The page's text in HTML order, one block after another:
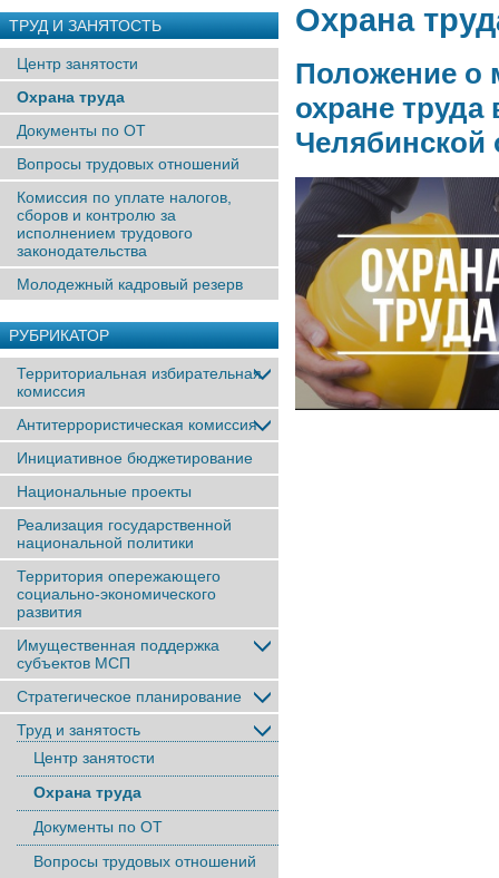
ТРУД И ЗАНЯТОСТЬ
Центр занятости
Охрана труда
Документы по ОТ
Вопросы трудовых отношений
Комиссия по уплате налогов,
сборов и контролю за
исполнением трудового
законодательства
Молодежный кадровый резерв
РУБРИКАТОР
Территориальная избирательная
комиссия
Антитеррористическая комиссия
Инициативное бюджетирование
Национальные проекты
Реализация государственной
национальной политики
Территория опережающего
социально-экономического
развития
Имущественная поддержка
субъектов МСП
Стратегическое планирование
Труд и занятость
Центр занятости
Охрана труда
Документы по ОТ
Вопросы трудовых отношений
Охрана
Положение о
охране
Челябинской